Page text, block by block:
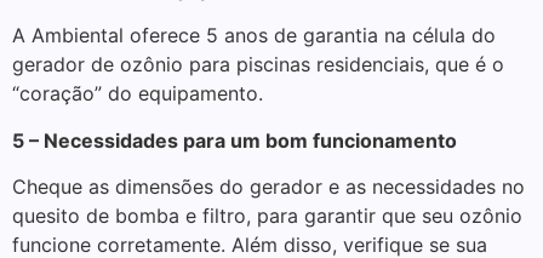
A Ambiental oferece 5 anos de garantia na célula do
gerador de ozônio para piscinas residenciais, que é o
“coração” do equipamento.
5 – Necessidades para um bom funcionamento
Cheque as dimensões do gerador e as necessidades no
quesito de bomba e filtro, para garantir que seu ozônio
funcione corretamente. Além disso, verifique se sua